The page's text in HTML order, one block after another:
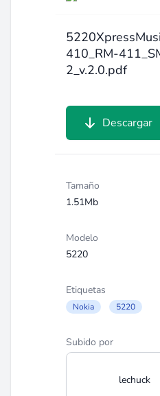
410_RM-
2_v.2.0.pdf
Descargar
Tamaño
1.51Mb
Modelo
5220
Etiquetas
Nokia 5220
Subido por
lechuck